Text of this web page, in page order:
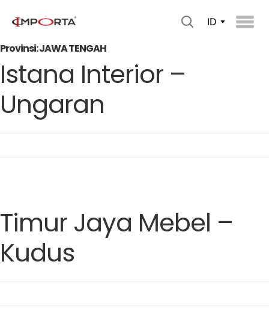
ID
Provinsi:JAWA TENGAH
Istana Interior –
Ungaran
Timur Jaya Mebel –
Kudus